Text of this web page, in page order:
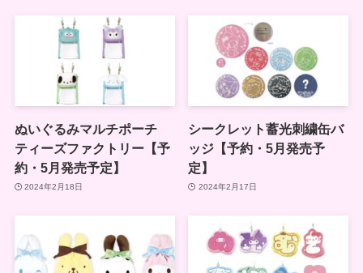
ぬいぐるみマルチポーチ
ティーズファクトリー【予
約・5月発売予定】
2024年2月18日
シークレット蓄光刺繍缶バ
ッジ【予約・5月発売予
定】
2024年2月17日